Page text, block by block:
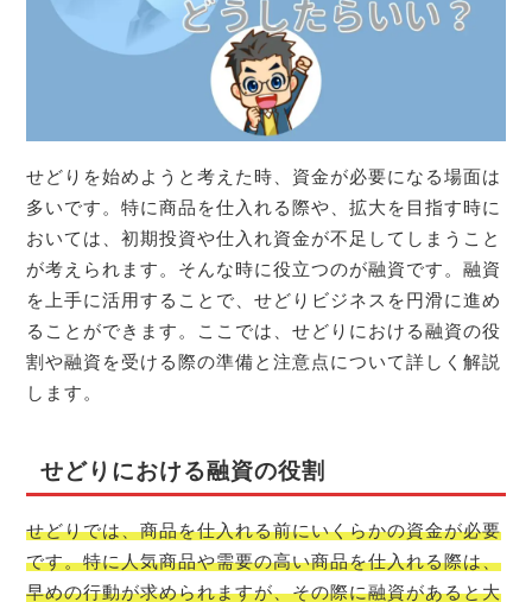
せどりを始めようと考えた時、資金が必要になる場面は
多いです。特に商品を仕入れる際や、拡大を目指す時に
おいては、初期投資や仕入れ資金が不足してしまうこと
が考えられます。そんな時に役立つのが融資です。融資
を上手に活用することで、せどりビジネスを円滑に進め
ることができます。ここでは、せどりにおける融資の役
割や融資を受ける際の準備と注意点について詳しく解説
します。
せどりにおける融資の役割
せどりでは、商品を仕入れる前にいくらかの資金が必要
です。特に人気商品や需要の高い商品を仕入れる際は、
早めの行動が求められますが、その際に融資があると大